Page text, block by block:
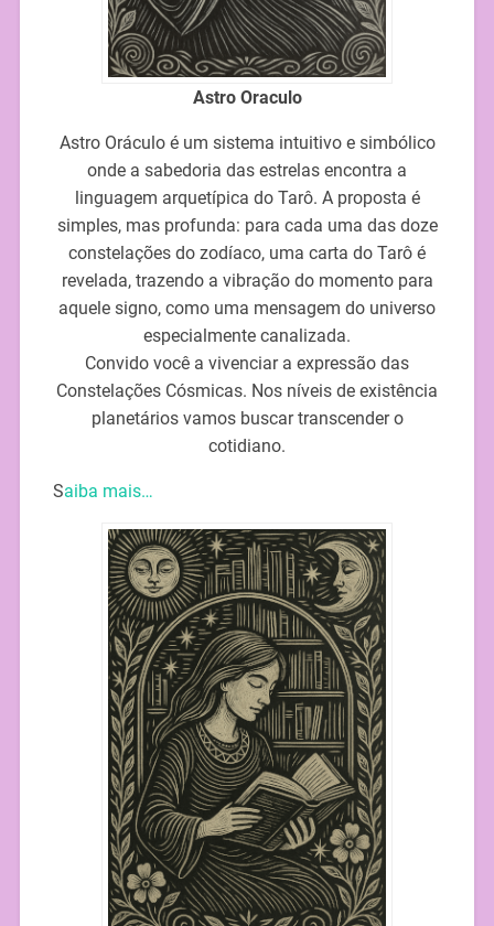
Astro Oraculo
Astro Oráculo é um sistema intuitivo e simbólico
onde a sabedoria das estrelas encontra a
linguagem arquetípica do Tarô. A proposta é
simples, mas profunda: para cada uma das doze
constelações do zodíaco, uma carta do Tarô é
revelada, trazendo a vibração do momento para
aquele signo, como uma mensagem do universo
especialmente canalizada.
Convido você a vivenciar a expressão das
Constelações Cósmicas. Nos níveis de existência
planetários vamos buscar transcender o
cotidiano.
Saiba mais…